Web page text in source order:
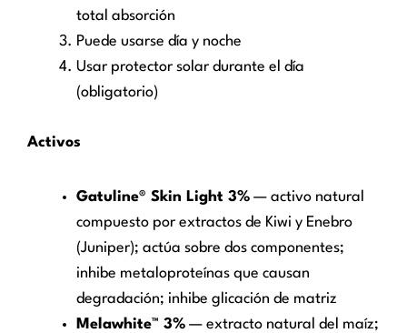
total absorción
Puede usarse día y noche
Usar protector solar durante el día
(obligatorio)
Activos
Gatuline® Skin Light 3% — activo natural
compuesto por extractos de Kiwi y Enebro
(Juniper); actúa sobre dos componentes;
inhibe metaloproteínas que causan
degradación; inhibe glicación de matriz
Melawhite™ 3% — extracto natural del maíz;